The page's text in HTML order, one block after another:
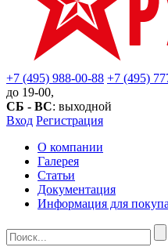
+7 (495) 988-00-88 +7 (495)
до 19-00,
СБ - ВС: выходной
Вход Регистрация
О компании
Галерея
Статьи
Документация
Информация для